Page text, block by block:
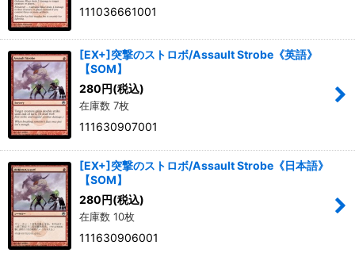
111036661001
[EX+]突撃のストロボ/Assault Strobe《英語》
【SOM】
280円(税込)
在庫数 7枚
111630907001
[EX+]突撃のストロボ/Assault Strobe《日本語》
【SOM】
280円(税込)
在庫数 10枚
111630906001